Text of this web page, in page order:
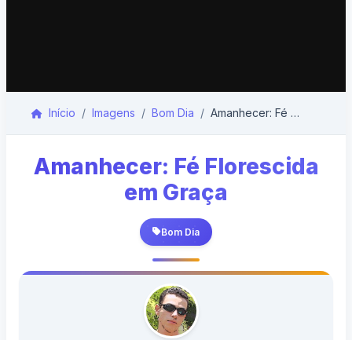
Início Imagens Bom Dia Amanhecer: Fé Florescida em Graça
Amanhecer: Fé Florescida
em Graça
Bom Dia